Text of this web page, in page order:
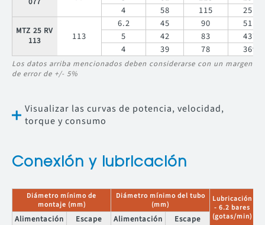
4
58 115 251
MTZ 25 RV
113
113
6.2 45 90
511
5
42 83
437
4
39 78 369
Los datos arriba mencionados deben considerarse con un margen
de error de +/- 5%
Visualizar las curvas de potencia, velocidad,
torque y consumo
Conexión y lubricación
Diámetro mínimo de
montaje (mm)
Diámetro mínimo del tubo
(mm)
Lubricación
- 6.2 bares
(gotas/min)
Alimentación Escape Alimentación Escape